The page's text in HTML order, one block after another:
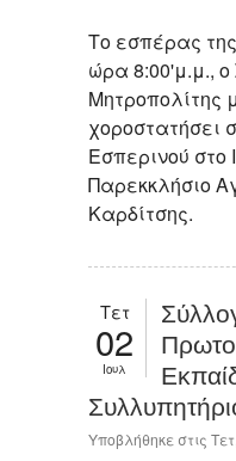
Το εσπέρας
ώρα 8:00'μ.μ.,
Μητροπολίτης
χοροστατήσει
Εσπερινού στο
Παρεκκλήσιο
Καρδίτσης.
Τετ
02
Ιουλ
Υποβλήθηκε στις